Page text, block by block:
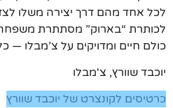
לכל אחד מהם דרך יצירה משלו
לכותרת “בארוק” מסתתרת משפחה
כולם חיים ומדויקים על צ’מבלו
יוכבד שוורץ, צ'מבלו
כרטיסים לקונצרט של יוכבד שוורץ